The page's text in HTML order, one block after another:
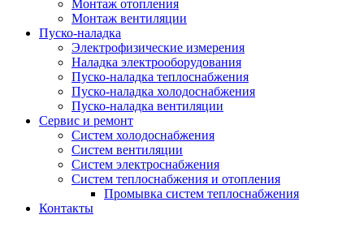
Монтаж отопления
Монтаж вентиляции
Пуско-наладка
Электрофизические измерения
Наладка электрооборудования
Пуско-наладка теплоснабжения
Пуско-наладка холодоснабжения
Пуско-наладка вентиляции
Сервис и ремонт
Систем холодоснабжения
Систем вентиляции
Систем электроснабжения
Систем теплоснабжения и отопления
Промывка систем теплоснабжения
Контакты